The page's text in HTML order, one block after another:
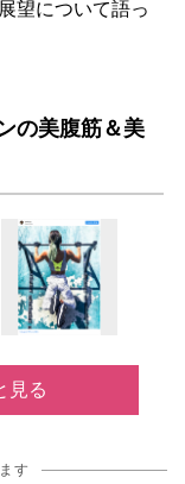
望について語っ
の美腹筋＆美
見る
す